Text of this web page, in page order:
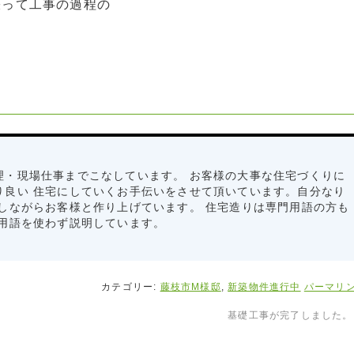
て工事の過程の
現場仕事までこなしています。 お客様の大事な住宅づくりに
い 住宅にしていくお手伝いをさせて頂いています。自分なり
ながらお客様と作り上げています。 住宅造りは専門用語の方も
を使わず説明しています。
カテゴリー: 藤枝市M様邸,新築物件進行中 パーマリ
基礎工事が完了しました